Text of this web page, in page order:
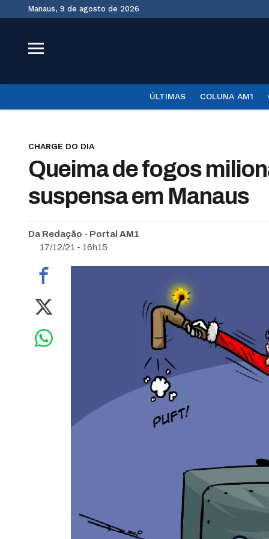
Manaus, 9 de agosto de 2026
ÚLTIMAS COLUNA AM1
CHARGE DO DIA
Queima de fogos
suspensa em Manaus
Da Redação - Portal AM1
17/12/21 - 16h15